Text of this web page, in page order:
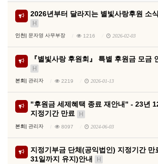
2026년부터 달라지는 별빛사랑후원 소
H
인천| 문자영 사무부장 1216 2026-02-03
『별빛사랑 후원회』 특별 후원금 모금
H
본회| 관리자 2219 2026-01-13
"후원금 세제혜택 종료 재안내" - 23년
지정기간 만료
H
본회| 관리자 8097 2024-06-03
지정기부금 단체(공익법인) 지정기간 만
31일까지 유지)안내
H